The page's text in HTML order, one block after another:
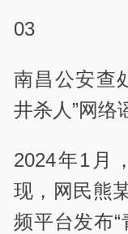
03
南昌公安查
井杀人”网络
2024年1月
现，网民熊
频平台发布“